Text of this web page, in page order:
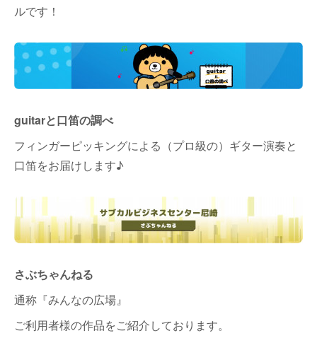
ルです！
guitarと口笛の調べ
フィンガーピッキングによる（プロ級の）ギター演奏と
口笛をお届けします♪
さぶちゃんねる
通称『みんなの広場』
ご利用者様の作品をご紹介しております。